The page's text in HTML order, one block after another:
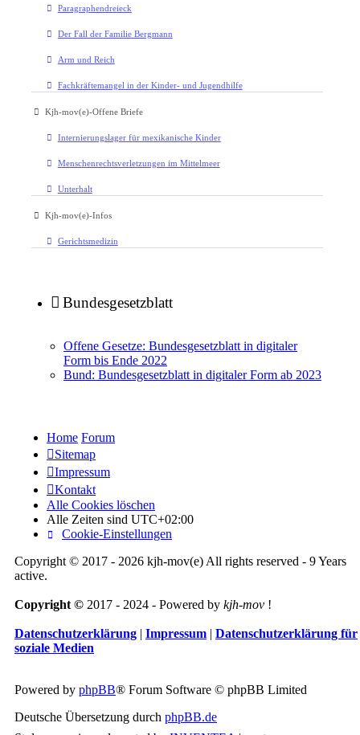
Paragraphendreieck
Der Fall der Familie Bergmann
Arm und Reich
Fachkräftemangel in der Kinder- und Jugendhilfe
Kjh-mov(e)-Offene Briefe
Internierungslager für mexikanische Kinder
Menschenrechtsverletzungen im Mittelmeer
Unterhalt
Kjh-mov(e)-Infos
Gerichtsmedizin
Bundesgesetzblatt
Offene Gesetze: Bundesgesetzblatt in digitaler
Form bis Ende 2022
Bund: Bundesgesetzblatt in digitaler Form ab 2023
Home Forum
Sitemap
Impressum
Kontakt
Alle Cookies löschen
Alle Zeiten sind UTC+02:00
Cookie-Einstellungen
Copyright © 2017 - 2026 kjh-mov(e) All rights reserved - 9 Years
active.
Copyright © 2017 - 2024 - Powered by kjh-mov !
Datenschutzerklärung | Impressum | Datenschutzerklärung für
soziale Medien
Powered by phpBB® Forum Software © phpBB Limited
Deutsche Übersetzung durch phpBB.de